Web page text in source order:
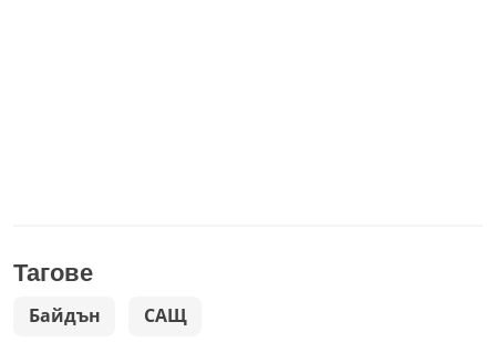
Тагове
Байдън САЩ